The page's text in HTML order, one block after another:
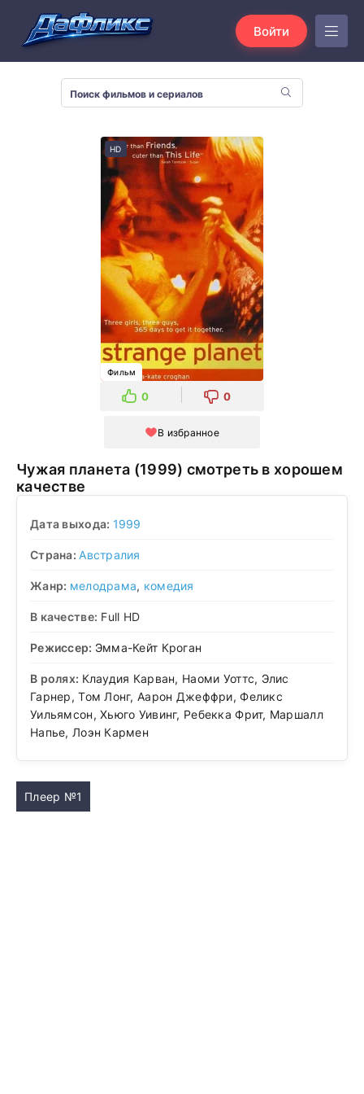
Войти
HD
Фильм
0 0
В избранное
Чужая планета (1999) смотреть в хорошем
качестве
Дата выхода: 1999
Страна: Австралия
Жанр: мелодрама, комедия
В качестве: Full HD
Режиссер: Эмма-Кейт Кроган
В ролях: Клаудия Карван, Наоми Уоттс, Элис
Гарнер, Том Лонг, Аарон Джеффри, Феликс
Уильямсон, Хьюго Уивинг, Ребекка Фрит, Маршалл
Напье, Лоэн Кармен
Плеер №1